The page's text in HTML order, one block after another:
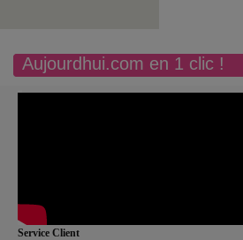
Aujourdhui.com en 1 clic !
Service Client